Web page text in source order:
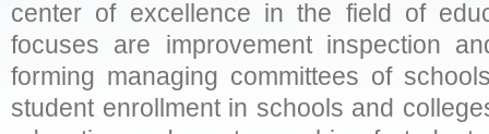
center of excellence in the field of
focuses are improvement inspection
forming managing committees of
student enrollment in schools and